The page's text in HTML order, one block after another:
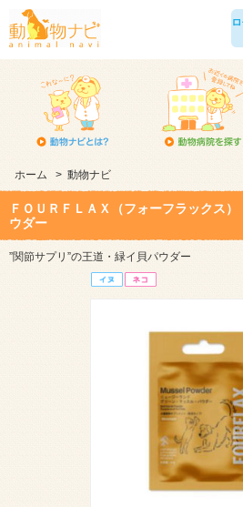
ホーム > 動物ナビ
ＦＯＵＲＦＬＡＸ（フォーフラックス
ウダー
”関節サプリ”の王道・緑イ貝パウダー